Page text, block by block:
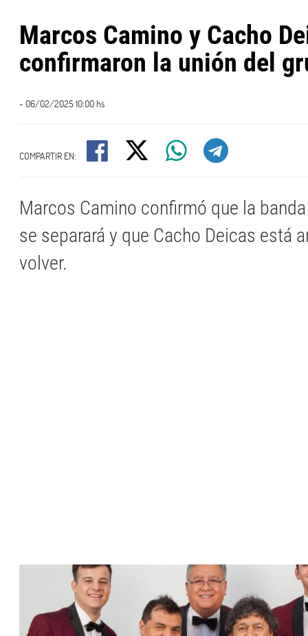
Marcos Camino y Cacho
confirmaron la unión del
- 06/02/2025 10:00 hs
COMPARTIR EN:
Marcos Camino confirmó que la
se separará y que Cacho Deicas está
volver.